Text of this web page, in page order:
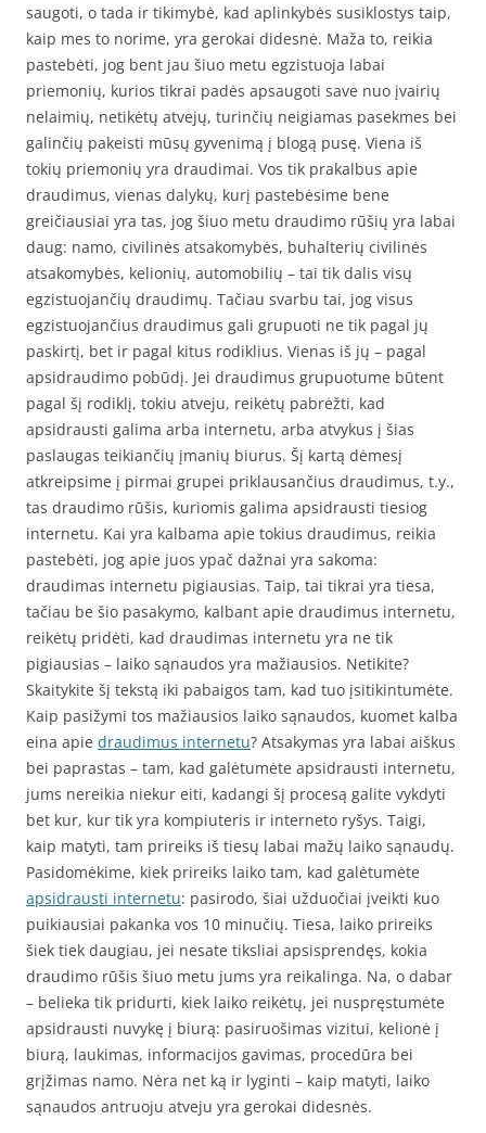
saugoti, o tada ir tikimybė, kad aplinkybės susiklostys taip,
kaip mes to norime, yra gerokai didesnė. Maža to, reikia
pastebėti, jog bent jau šiuo metu egzistuoja labai
priemonių, kurios tikrai padės apsaugoti save nuo įvairių
nelaimių, netikėtų atvejų, turinčių neigiamas pasekmes bei
galinčių pakeisti mūsų gyvenimą į blogą pusę. Viena iš
tokių priemonių yra draudimai. Vos tik prakalbus apie
draudimus, vienas dalykų, kurį pastebėsime bene
greičiausiai yra tas, jog šiuo metu draudimo rūšių yra labai
daug: namo, civilinės atsakomybės, buhalterių civilinės
atsakomybės, kelionių, automobilių – tai tik dalis visų
egzistuojančių draudimų. Tačiau svarbu tai, jog visus
egzistuojančius draudimus gali grupuoti ne tik pagal jų
paskirtį, bet ir pagal kitus rodiklius. Vienas iš jų – pagal
apsidraudimo pobūdį. Jei draudimus grupuotume būtent
pagal šį rodiklį, tokiu atveju, reikėtų pabrėžti, kad
apsidrausti galima arba internetu, arba atvykus į šias
paslaugas teikiančių įmanių biurus. Šį kartą dėmesį
atkreipsime į pirmai grupei priklausančius draudimus, t.y.,
tas draudimo rūšis, kuriomis galima apsidrausti tiesiog
internetu. Kai yra kalbama apie tokius draudimus, reikia
pastebėti, jog apie juos ypač dažnai yra sakoma:
draudimas internetu pigiausias. Taip, tai tikrai yra tiesa,
tačiau be šio pasakymo, kalbant apie draudimus internetu,
reikėtų pridėti, kad draudimas internetu yra ne tik
pigiausias – laiko sąnaudos yra mažiausios. Netikite?
Skaitykite šį tekstą iki pabaigos tam, kad tuo įsitikintumėte.
Kaip pasižymi tos mažiausios laiko sąnaudos, kuomet kalba
eina apie draudimus internetu? Atsakymas yra labai aiškus
bei paprastas – tam, kad galėtumėte apsidrausti internetu,
jums nereikia niekur eiti, kadangi šį procesą galite vykdyti
bet kur, kur tik yra kompiuteris ir interneto ryšys. Taigi,
kaip matyti, tam prireiks iš tiesų labai mažų laiko sąnaudų.
Pasidomėkime, kiek prireiks laiko tam, kad galėtumėte
apsidrausti internetu: pasirodo, šiai užduočiai įveikti kuo
puikiausiai pakanka vos 10 minučių. Tiesa, laiko prireiks
šiek tiek daugiau, jei nesate tiksliai apsisprendęs, kokia
draudimo rūšis šiuo metu jums yra reikalinga. Na, o dabar
– belieka tik pridurti, kiek laiko reikėtų, jei nuspręstumėte
apsidrausti nuvykę į biurą: pasiruošimas vizitui, kelionė į
biurą, laukimas, informacijos gavimas, procedūra bei
grįžimas namo. Nėra net ką ir lyginti – kaip matyti, laiko
sąnaudos antruoju atveju yra gerokai didesnės.